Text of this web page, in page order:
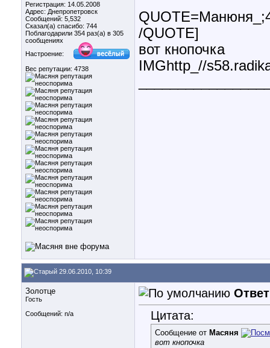
Регистрация: 14.05.2008
Адрес: Днепропетровск
Сообщений: 5,532
Сказал(а) спасибо: 744
Поблагодарили 354 раз(а) в 305
сообщениях
Настроение:
Вес репутации: 4738
/QUOTE]
вот кнопочка
IMGhttp_//
29.06.2010, 10:39
Золотце
Гость
Сообщений: n/a
Цитата:
Сообщение от Масяня
вот кнопочка